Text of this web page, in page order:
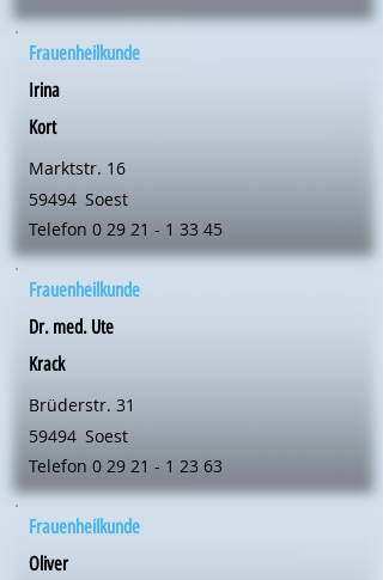
Frauenheilkunde
Irina
Kort
Marktstr. 16
59494 Soest
Telefon 0 29 21 - 1 33 45
Frauenheilkunde
Dr. med. Ute
Krack
Brüderstr. 31
59494 Soest
Telefon 0 29 21 - 1 23 63
Frauenheilkunde
Oliver